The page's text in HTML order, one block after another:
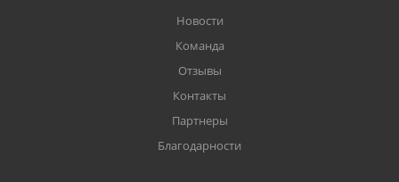
Новости
Команда
Отзывы
Контакты
Партнеры
Благодарности